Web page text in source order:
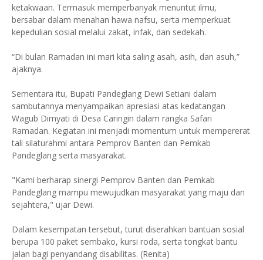
ketakwaan. Termasuk memperbanyak menuntut ilmu,
bersabar dalam menahan hawa nafsu, serta memperkuat
kepedulian sosial melalui zakat, infak, dan sedekah.
“Di bulan Ramadan ini mari kita saling asah, asih, dan asuh,”
ajaknya.
Sementara itu, Bupati Pandeglang Dewi Setiani dalam
sambutannya menyampaikan apresiasi atas kedatangan
Wagub Dimyati di Desa Caringin dalam rangka Safari
Ramadan. Kegiatan ini menjadi momentum untuk mempererat
tali silaturahmi antara Pemprov Banten dan Pemkab
Pandeglang serta masyarakat.
"Kami berharap sinergi Pemprov Banten dan Pemkab
Pandeglang mampu mewujudkan masyarakat yang maju dan
sejahtera," ujar Dewi.
Dalam kesempatan tersebut, turut diserahkan bantuan sosial
berupa 100 paket sembako, kursi roda, serta tongkat bantu
jalan bagi penyandang disabilitas. (Renita)